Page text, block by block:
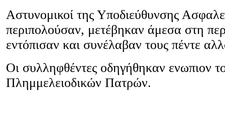
Αστυνομικοί της Υποδιεύθυνσης
περιπολούσαν, μετέβηκαν άμεσα στη
εντόπισαν και συνέλαβαν τους πέντε
Οι συλληφθέντες οδηγήθηκαν ενωπιον
Πλημμελειοδικών Πατρών.